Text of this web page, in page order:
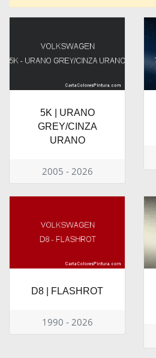
5K | URANO
GREY/CINZA
URANO
2005 - 2026
D8 | FLASHROT
1990 - 2026